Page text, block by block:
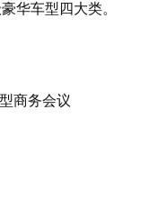
华车型四大类。
商务会议